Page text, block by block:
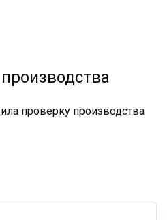
проверку производства